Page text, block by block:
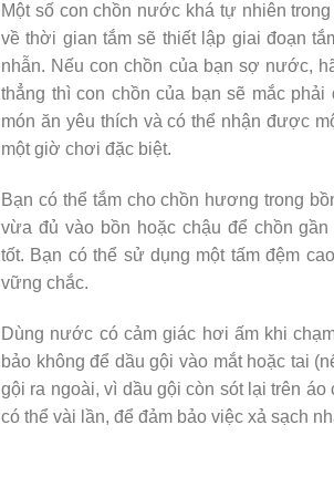
Một số con chồn nước khá tự nhiên
về thời gian tắm sẽ thiết lập giai đoạn
nhẫn. Nếu con chồn của bạn sợ nước,
thẳng thì con chồn của bạn sẽ mắc
món ăn yêu thích và có thể nhận được
một giờ chơi đặc biệt.
Bạn có thể tắm cho chồn hương trong
vừa đủ vào bồn hoặc chậu để chồn
tốt. Bạn có thể sử dụng một tấm đệm
vững chắc.
Dùng nước có cảm giác hơi ấm khi
bảo không để dầu gội vào mắt hoặc tai
gội ra ngoài, vì dầu gội còn sót lại trên
có thể vài lần, để đảm bảo việc xả sạch